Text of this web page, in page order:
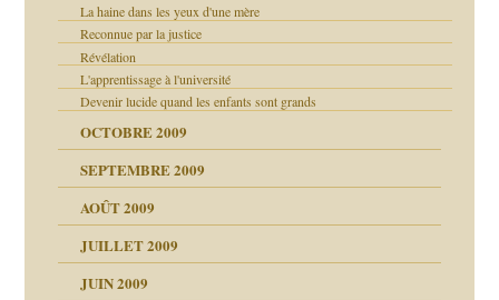
La haine dans les yeux d'une mère
Reconnue par la justice
Révélation
L'apprentissage à l'université
Devenir lucide quand les enfants sont grands
OCTOBRE 2009
SEPTEMBRE 2009
AOÛT 2009
JUILLET 2009
JUIN 2009